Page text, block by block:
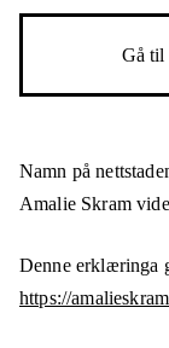
Gå til
Namn på
Amalie Skram
Denne erklæringa
https://